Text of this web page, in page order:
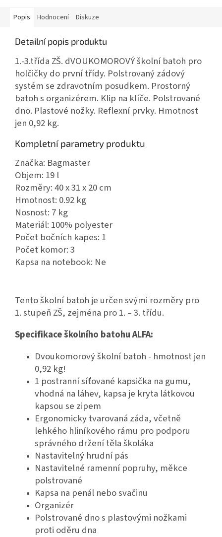
Popis Hodnocení Diskuze
Detailní popis produktu
1.-3.třída ZŠ. dVOUKOMOROVÝ školní batoh pro
holčičky do první třídy. Polstrovaný zádový
systém se zdravotním posudkem. Prostorný
batoh s organizérem. Klip na klíče. Polstrované
dno. Plastové nožky. Reflexní prvky. Hmotnost
jen 0,92 kg.
Kompletní parametry produktu
Značka: Bagmaster
Objem: 19 l
Rozměry: 40 x 31 x 20 cm
Hmotnost: 0.92 kg
Nosnost: 7 kg
Materiál: 100% polyester
Počet bočních kapes: 1
Počet komor: 3
Kapsa na notebook: Ne
Tento školní batoh je určen svými rozměry pro
1. stupeň ZŠ, zejména pro 1. – 3. třídu.
Specifikace školního batohu ALFA:
Dvoukomorový školní batoh - hmotnost jen
0,92 kg!
1 postranní síťované kapsička na gumu,
vhodná na láhev, kapsa je kryta látkovou
kapsou se zipem
Ergonomicky tvarovaná záda, včetně
lehkého hliníkového rámu pro podporu
správného držení těla školáka
Nastavitelný hrudní pás
Nastavitelné ramenní popruhy, měkce
polstrované
Kapsa na penál nebo svačinu
Organizér
Polstrované dno s plastovými nožkami
proti oděru dna